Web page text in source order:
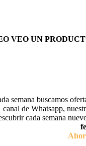
VEO UN
semana buscamos
canal de Whatsapp,
cada semana